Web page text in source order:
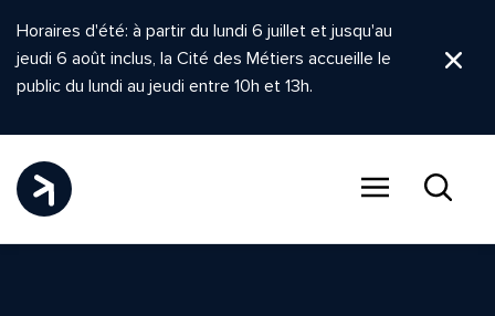
Horaires d'été: à partir du lundi 6 juillet et jusqu'au
jeudi 6 août inclus, la Cité des Métiers accueille le
public du lundi au jeudi entre 10h et 13h.